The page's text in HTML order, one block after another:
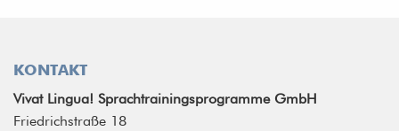
KONTAKT
Vivat Lingua! Sprachtrainingsprogramme GmbH
Friedrichstraße 18